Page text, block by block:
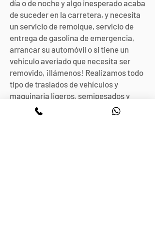
día o de noche y algo inesperado acaba
de suceder en la carretera, y necesita
un servicio de remolque, servicio de
entrega de gasolina de emergencia,
arrancar su automóvil o si tiene un
vehículo averiado que necesita ser
removido, ¡llámenos! Realizamos todo
tipo de traslados de vehículos y
maquinaria ligeros, semipesados ​​y
pesados.